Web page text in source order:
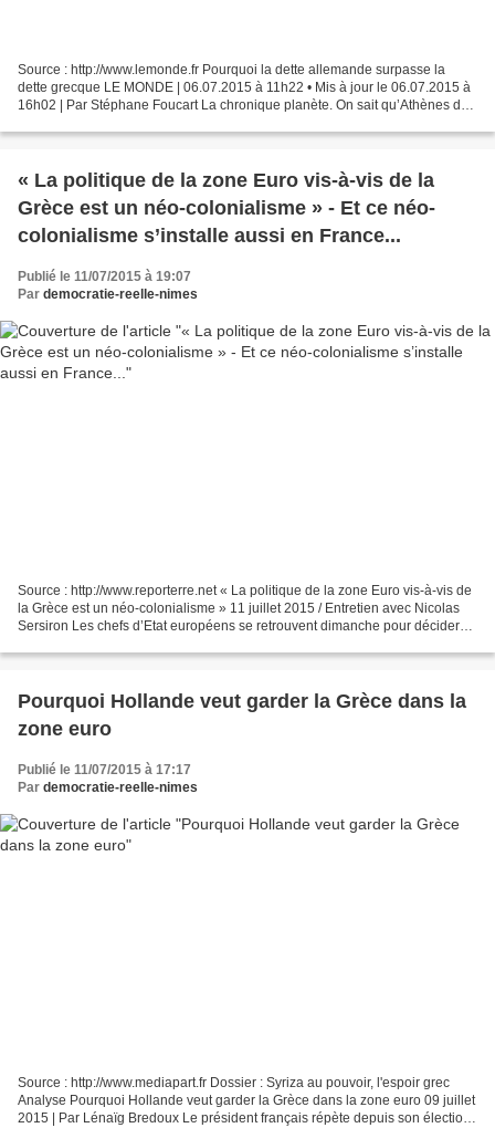
Source : http://www.lemonde.fr Pourquoi la dette allemande surpasse la
dette grecque LE MONDE | 06.07.2015 à 11h22 • Mis à jour le 06.07.2015 à
16h02 | Par Stéphane Foucart La chronique planète. On sait qu’Athènes doit
« La politique de la zone Euro vis-à-vis de la
Grèce est un néo-colonialisme » - Et ce néo-
colonialisme s’installe aussi en France...
Publié le 11/07/2015 à 19:07
Par democratie-reelle-nimes
Source : http://www.reporterre.net « La politique de la zone Euro vis-à-vis de
la Grèce est un néo-colonialisme » 11 juillet 2015 / Entretien avec Nicolas
Sersiron Les chefs d’Etat européens se retrouvent dimanche pour décider
Pourquoi Hollande veut garder la Grèce dans la
zone euro
Publié le 11/07/2015 à 17:17
Par democratie-reelle-nimes
Source : http://www.mediapart.fr Dossier : Syriza au pouvoir, l'espoir grec
Analyse Pourquoi Hollande veut garder la Grèce dans la zone euro 09 juillet
2015 | Par Lénaïg Bredoux Le président français répète depuis son élection